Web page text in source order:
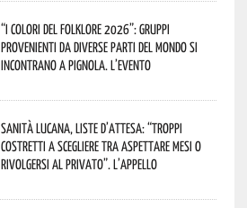
“I Colori del Folklore 2026”: gruppi
provenienti da diverse parti del mondo si
incontrano a Pignola. L’evento
Sanità lucana, liste d’attesa: “Troppi
costretti a scegliere tra aspettare mesi o
rivolgersi al privato”. L’appello